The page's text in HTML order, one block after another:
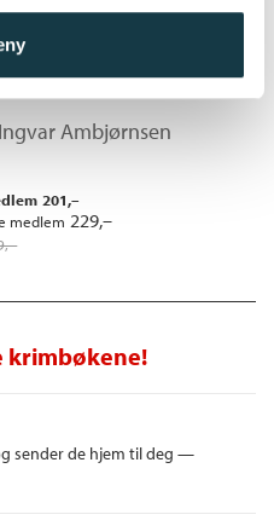
i blodet
Ingvar Ambjørnsen
201,–
medlem 229,–
krimbøkene!
sender de hjem til deg —